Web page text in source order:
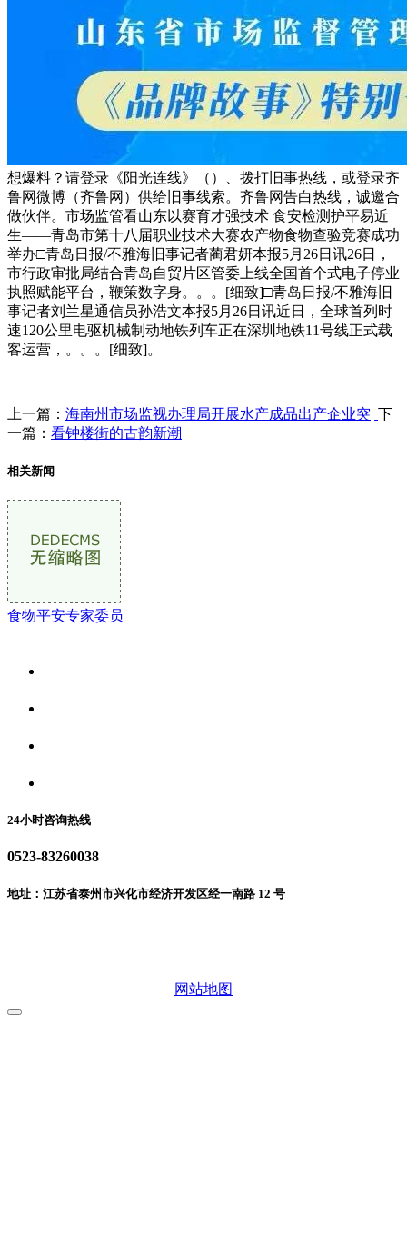
想爆料？请登录《阳光连线》（）、拨打旧事热线，或登录齐
鲁网微博（齐鲁网）供给旧事线索。齐鲁网告白热线，诚邀合
做伙伴。市场监管看山东以赛育才强技术 食安检测护平易近
生——青岛市第十八届职业技术大赛农产物食物查验竞赛成功
举办□青岛日报/不雅海旧事记者蔺君妍本报5月26日讯26日，
市行政审批局结合青岛自贸片区管委上线全国首个式电子停业
执照赋能平台，鞭策数字身。。。[细致]□青岛日报/不雅海旧
事记者刘兰星通信员孙浩文本报5月26日讯近日，全球首列时
速120公里电驱机械制动地铁列车正在深圳地铁11号线正式载
客运营，。。。[细致]。
上一篇： 海南州市场监视办理局开展水产成品出产企业突 下
一篇： 看钟楼街的古韵新潮
相关新闻
食物平安专家委员
24小时咨询热线
0523-83260038
地址：江苏省泰州市兴化市经济开发区经一南路 12 号
网站地图